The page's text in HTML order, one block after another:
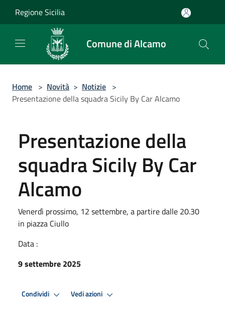
Regione Sicilia
Comune di Alcamo
Home > Novità > Notizie >
Presentazione della squadra Sicily By Car Alcamo
Presentazione della
squadra Sicily By Car
Alcamo
Venerdì prossimo, 12 settembre, a partire dalle 20.30
in piazza Ciullo
Data :
9 settembre 2025
Condividi Vedi azioni